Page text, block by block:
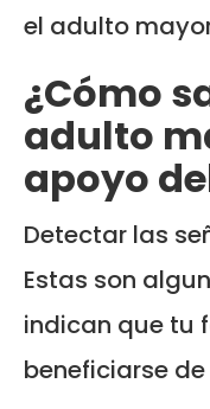
el adulto
¿Cómo
adulto
apoyo
Detectar las
Estas son
indican que tu
beneficiarse de